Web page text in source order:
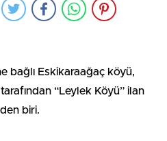
bağlı Eskikaraağaç köyü,
“Leylek Köyü” ilan
biri.